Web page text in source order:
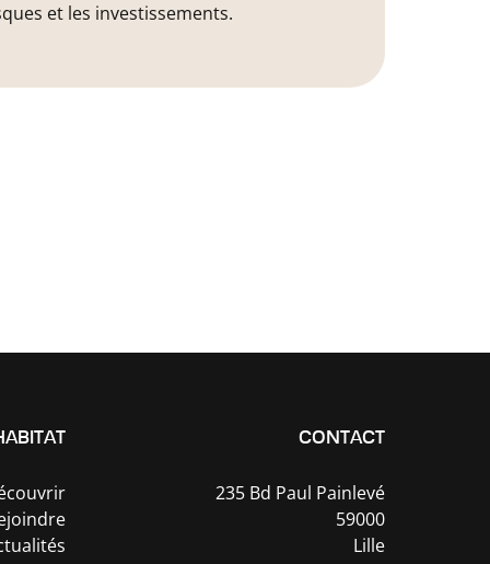
et les investissements.
CONTACT
235 Bd Paul Painlevé
59000
Lille